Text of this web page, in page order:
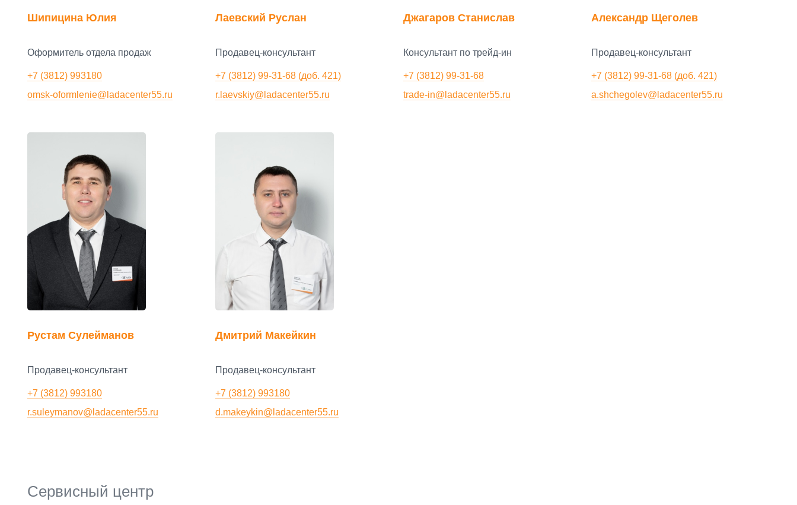
Шипицина Юлия
Оформитель отдела продаж
+7 (3812) 993180
omsk-oformlenie@ladacenter55.ru
Лаевский Руслан
Продавец-консультант
+7 (3812) 99-31-68 (доб. 421)
r.laevskiy@ladacenter55.ru
Джагаров Станислав
Консультант по трейд-ин
+7 (3812) 99-31-68
trade-in@ladacenter55.ru
Александр Щеголев
Продавец-консультант
+7 (3812) 99-31-68 (доб. 421)
a.shchegolev@ladacenter55.ru
Рустам Сулейманов
Продавец-консультант
+7 (3812) 993180
r.suleymanov@ladacenter55.ru
Дмитрий Макейкин
Продавец-консультант
+7 (3812) 993180
d.makeykin@ladacenter55.ru
Сервисный центр